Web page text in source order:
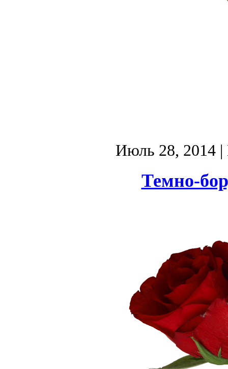
Июль 28, 2014 |
Темно-